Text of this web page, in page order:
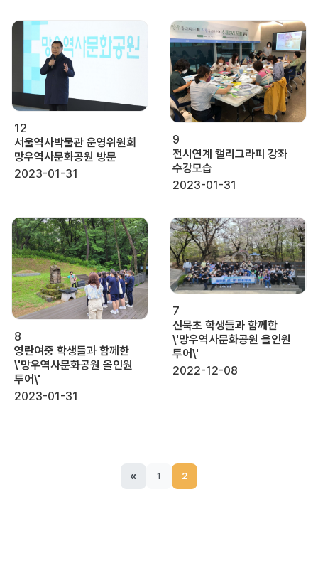
12
서울역사박물관 운영위원회
망우역사문화공원 방문
2023-01-31
9
전시연계 캘리그라피 강좌
수강모습
2023-01-31
8
영란여중 학생들과 함께한
\'망우역사문화공원 올인원
투어\'
2023-01-31
7
신묵초 학생들과 함께한
\'망우역사문화공원 올인원
투어\'
2022-12-08
« 1 2